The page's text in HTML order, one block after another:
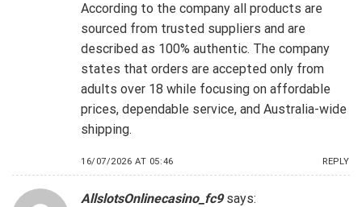
According to the company all products are
sourced from trusted suppliers and are
described as 100% authentic. The company
states that orders are accepted only from
adults over 18 while focusing on affordable
prices, dependable service, and Australia-wide
shipping.
16/07/2026 AT 05:46 REPLY
AllslotsOnlinecasino_fc9 says: